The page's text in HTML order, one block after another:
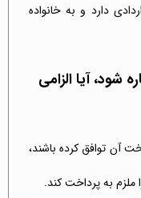
دارد و به خانواده
شود، آیا الزامی
آن توافق کرده باشند،
ملزم به پرداخت کند.